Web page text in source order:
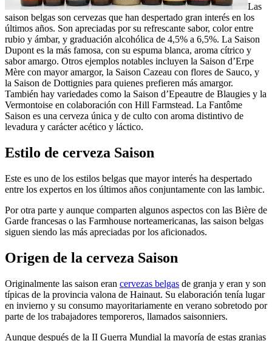
Las
saison belgas son cervezas que han despertado gran interés en los
últimos años. Son apreciadas por su refrescante sabor, color entre
rubio y ámbar, y graduación alcohólica de 4,5% a 6,5%. La Saison
Dupont es la más famosa, con su espuma blanca, aroma cítrico y
sabor amargo. Otros ejemplos notables incluyen la Saison d’Erpe
Mère con mayor amargor, la Saison Cazeau con flores de Sauco, y
la Saison de Dottignies para quienes prefieren más amargor.
También hay variedades como la Saison d’Epeautre de Blaugies y la
Vermontoise en colaboración con Hill Farmstead. La Fantôme
Saison es una cerveza única y de culto con aroma distintivo de
levadura y carácter acético y láctico.
Estilo de cerveza Saison
Este es uno de los estilos belgas que mayor interés ha despertado
entre los expertos en los últimos años conjuntamente con las lambic.
Por otra parte y aunque comparten algunos aspectos con las Bière de
Garde francesas o las Farmhouse norteamericanas, las saison belgas
siguen siendo las más apreciadas por los aficionados.
Origen de la cerveza Saison
Originalmente las saison eran cervezas belgas de granja y eran y son
típicas de la provincia valona de Hainaut. Su elaboración tenía lugar
en invierno y su consumo mayoritariamente en verano sobretodo por
parte de los trabajadores temporeros, llamados saisonniers.
Aunque después de la II Guerra Mundial la mayoría de estas granjas